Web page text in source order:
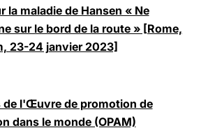
la maladie de Hansen « Ne
sur le bord de la route » [Rome,
23-24 janvier 2023]
de l'Œuvre de promotion de
dans le monde (OPAM)